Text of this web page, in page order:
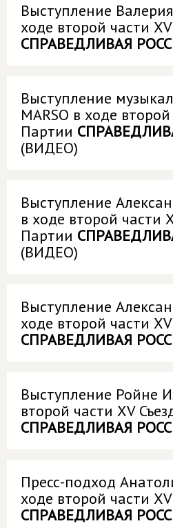
Выступление
ходе второй части
СПРАВЕДЛИВАЯ
Выступление
MARSO в ходе
Партии
(ВИДЕО)
Выступление
в ходе второй части
Партии
(ВИДЕО)
Выступление
ходе второй части
СПРАВЕДЛИВАЯ
Выступление Ройне
второй части XV
СПРАВЕДЛИВАЯ
Пресс-подход
ходе второй части
СПРАВЕДЛИВАЯ